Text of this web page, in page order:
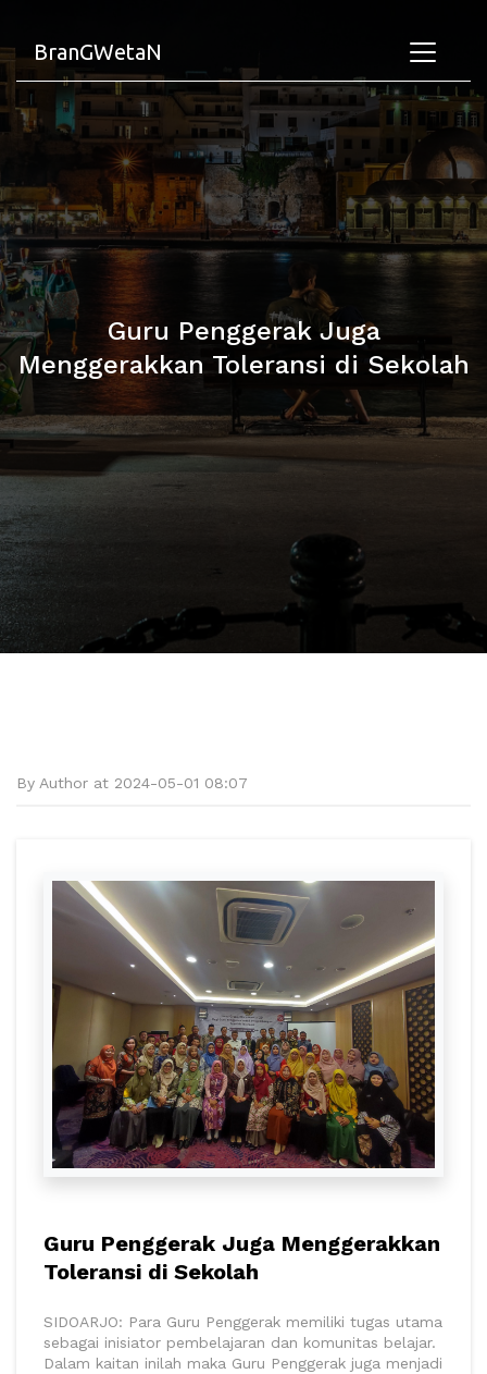
BranGWetaN
Guru Penggerak Juga
Menggerakkan Toleransi di Sekolah
By Author at 2024-05-01 08:07
Guru Penggerak Juga Menggerakkan
Toleransi di Sekolah
SIDOARJO: Para Guru Penggerak memiliki tugas utama
sebagai inisiator pembelajaran dan komunitas belajar.
Dalam kaitan inilah maka Guru Penggerak juga menjadi